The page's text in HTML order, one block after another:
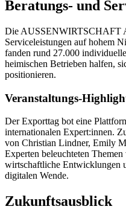
Beratungs- und
Die AUSSENWIRTSCHAFT
Serviceleistungen auf hohem
fanden rund 27.000
heimischen Betrieben halfen,
positionieren.
Veranstaltungs-
Der Exporttag bot eine
internationalen Expert:innen.
von Christian Lindner, Emily
Experten beleuchteten
wirtschaftliche Entwicklungen
digitalen Wende.
Zukunftsausblick